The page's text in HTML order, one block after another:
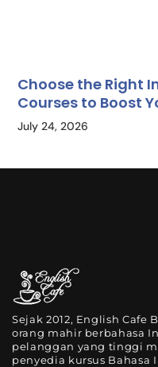
Choose the Right
Courses to Boost
July 24, 2026
Sejak 2012, English
orang mahir berbahasa
pelanggan yang tinggi
penyedia kursus Bahasa